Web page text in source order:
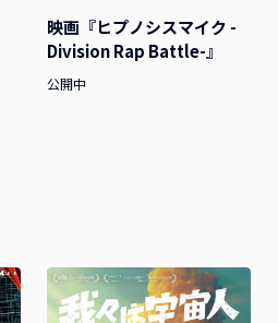
映画『ヒプノシスマイク -
Division Rap Battle-』
公開中